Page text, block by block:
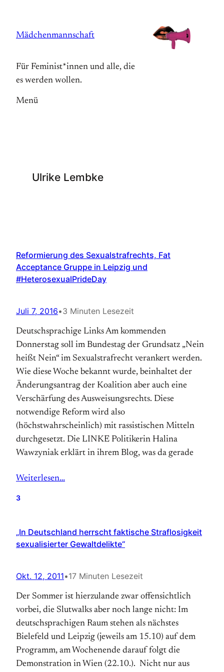
springen
Mädchenmannschaft
Für Feminist*innen und alle, die
es werden wollen.
Menü
Ulrike Lembke
Reformierung des Sexualstrafrechts, Fat
Acceptance Gruppe in Leipzig und
#HeterosexualPrideDay
Juli 7, 2016•3 Minuten Lesezeit
Deutschsprachige Links Am kommenden
Donnerstag soll im Bundestag der Grundsatz „Nein
heißt Nein“ im Sexualstrafrecht verankert werden.
Wie diese Woche bekannt wurde, beinhaltet der
Änderungsantrag der Koalition aber auch eine
Verschärfung des Ausweisungsrechts. Diese
notwendige Reform wird also
(höchstwahrscheinlich) mit rassistischen Mitteln
durchgesetzt. Die LINKE Politikerin Halina
Wawzyniak erklärt in ihrem Blog, was da gerade
Weiterlesen…
3
„In Deutschland herrscht faktische Straflosigkeit
sexualisierter Gewaltdelikte“
Okt. 12, 2011•17 Minuten Lesezeit
Der Sommer ist hierzulande zwar offensichtlich
vorbei, die Slutwalks aber noch lange nicht: Im
deutschsprachigen Raum stehen als nächstes
Bielefeld und Leipzig (jeweils am 15.10) auf dem
Programm, am Wochenende darauf folgt die
Demonstration in Wien (22.10.). Nicht nur aus